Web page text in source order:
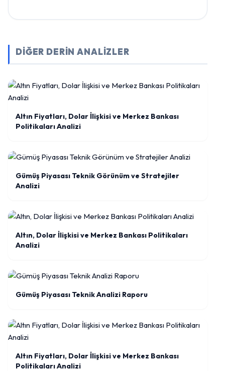
DİĞER DERİN ANALİZLER
Altın Fiyatları, Dolar İlişkisi ve Merkez Bankası
Politikaları Analizi
Gümüş Piyasası Teknik Görünüm ve Stratejiler
Analizi
Altın, Dolar İlişkisi ve Merkez Bankası Politikaları
Analizi
Gümüş Piyasası Teknik Analizi Raporu
Altın Fiyatları, Dolar İlişkisi ve Merkez Bankası
Politikaları Analizi